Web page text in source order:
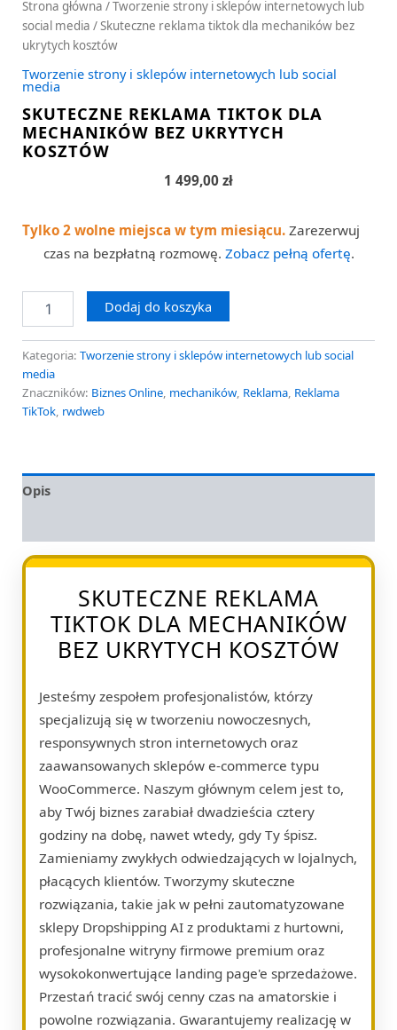
Strona główna /Tworzenie strony i sklepów internetowych lub
social media / Skuteczne reklama tiktok dla mechaników bez
ukrytych kosztów
Tworzenie strony i sklepów internetowych lub social
media
SKUTECZNE REKLAMA TIKTOK DLA
MECHANIKÓW BEZ UKRYTYCH
KOSZTÓW
1 499,00 zł
Tylko 2 wolne miejsca w tym miesiącu. Zarezerwuj
czas na bezpłatną rozmowę. Zobacz pełną ofertę.
Dodaj do koszyka
Kategoria: Tworzenie strony i sklepów internetowych lub social
media
Znaczników: Biznes Online, mechaników, Reklama, Reklama
TikTok, rwdweb
Opis
SKUTECZNE REKLAMA
TIKTOK DLA MECHANIKÓW
BEZ UKRYTYCH KOSZTÓW
Jesteśmy zespołem profesjonalistów, którzy
specjalizują się w tworzeniu nowoczesnych,
responsywnych stron internetowych oraz
zaawansowanych sklepów e-commerce typu
WooCommerce. Naszym głównym celem jest to,
aby Twój biznes zarabiał dwadzieścia cztery
godziny na dobę, nawet wtedy, gdy Ty śpisz.
Zamieniamy zwykłych odwiedzających w lojalnych,
płacących klientów. Tworzymy skuteczne
rozwiązania, takie jak w pełni zautomatyzowane
sklepy Dropshipping AI z produktami z hurtowni,
profesjonalne witryny firmowe premium oraz
wysokokonwertujące landing page'e sprzedażowe.
Przestań tracić swój cenny czas na amatorskie i
powolne rozwiązania. Gwarantujemy realizację w